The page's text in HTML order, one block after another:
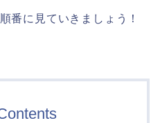
番に見ていきましょう！